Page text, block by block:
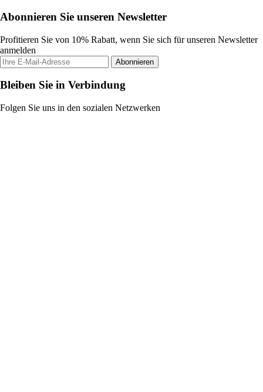
Abonnieren Sie unseren Newsletter
Profitieren Sie von 10% Rabatt, wenn Sie sich für unseren Newsletter
anmelden
Abonnieren
Bleiben Sie in Verbindung
Folgen Sie uns in den sozialen Netzwerken